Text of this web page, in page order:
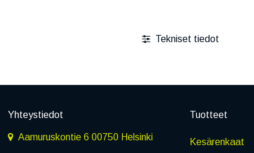
Tekniset tiedot
Yhteystiedot
Aamuruskontie 6 00750 Helsinki
Tuotteet
Kesärenkaat